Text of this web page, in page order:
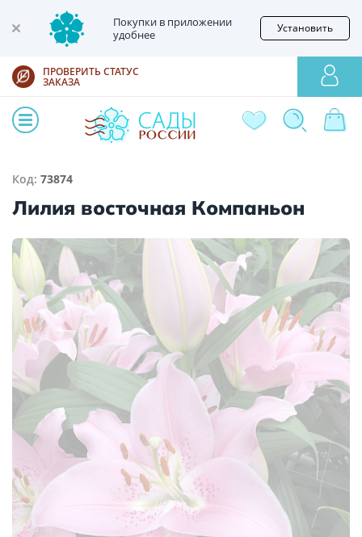
Покупки в приложении
удобнее
Установить
ПРОВЕРИТЬ СТАТУС
ЗАКАЗА
Код: 73874
Лилия восточная Компаньон